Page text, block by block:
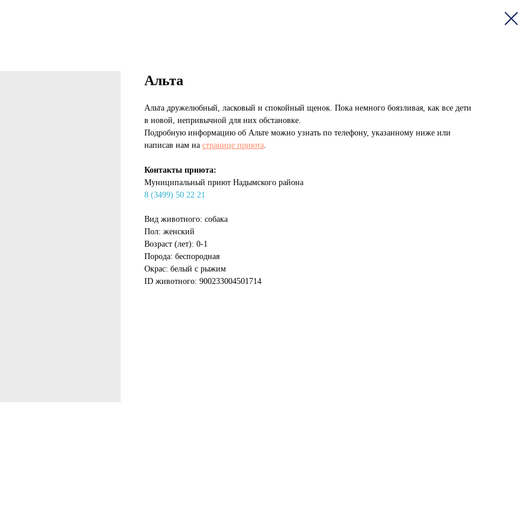
Альта
Альта дружелюбный, ласковый и спокойный щенок. Пока немного боязливая, как все дети
в новой, непривычной для них обстановке.
Подробную информацию об Альте можно узнать по телефону, указанному ниже или
написав нам на странице приюта.
Контакты приюта:
Муниципальный приют Надымского района
8 (3499) 50 22 21
Вид животного: собака
Пол: женский
Возраст (лет): 0-1
Порода: беспородная
Окрас: белый с рыжим
ID животного: 900233004501714